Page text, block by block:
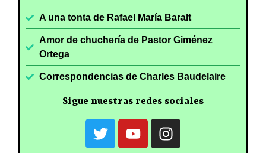
A una tonta de Rafael María Baralt
Amor de chuchería de Pastor Giménez
Ortega
Correspondencias de Charles Baudelaire
Sigue nuestras redes sociales